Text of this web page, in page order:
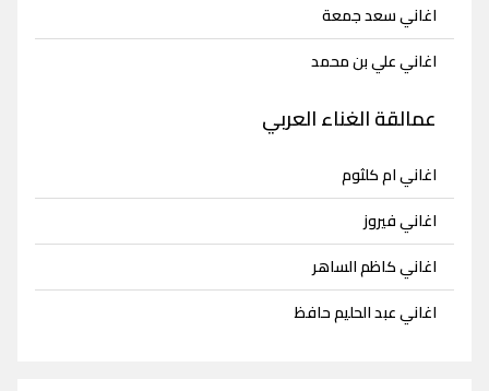
اغاني سعد جمعة
اغاني علي بن محمد
عمالقة الغناء العربي
اغاني ام كلثوم
اغاني فيروز
اغاني كاظم الساهر
اغاني عبد الحليم حافظ